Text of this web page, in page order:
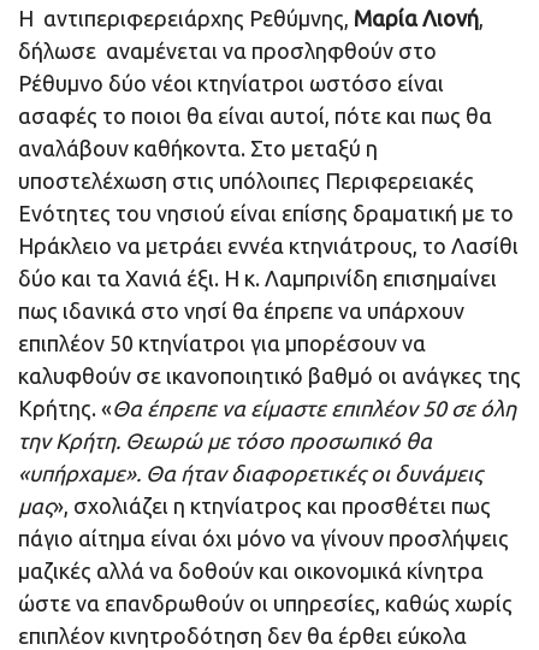
Η αντιπεριφερειάρχης Ρεθύμνης, Μαρία Λιονή,
δήλωσε αναμένεται να προσληφθούν στο
Ρέθυμνο δύο νέοι κτηνίατροι ωστόσο είναι
ασαφές το ποιοι θα είναι αυτοί, πότε και πως θα
αναλάβουν καθήκοντα. Στο μεταξύ η
υποστελέχωση στις υπόλοιπες Περιφερειακές
Ενότητες του νησιού είναι επίσης δραματική με το
Ηράκλειο να μετράει εννέα κτηνιάτρους, το Λασίθι
δύο και τα Χανιά έξι. Η κ. Λαμπρινίδη επισημαίνει
πως ιδανικά στο νησί θα έπρεπε να υπάρχουν
επιπλέον 50 κτηνίατροι για μπορέσουν να
καλυφθούν σε ικανοποιητικό βαθμό οι ανάγκες της
Κρήτης. «Θα έπρεπε να είμαστε επιπλέον 50 σε όλη
την Κρήτη. Θεωρώ με τόσο προσωπικό θα
«υπήρχαμε». Θα ήταν διαφορετικές οι δυνάμεις
μας», σχολιάζει η κτηνίατρος και προσθέτει πως
πάγιο αίτημα είναι όχι μόνο να γίνουν προσλήψεις
μαζικές αλλά να δοθούν και οικονομικά κίνητρα
ώστε να επανδρωθούν οι υπηρεσίες, καθώς χωρίς
επιπλέον κινητροδότηση δεν θα έρθει εύκολα